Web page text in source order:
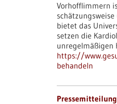
Vorhofflimmern
bietet das
setzen die
unregelmäßigen
https://
behandeln
Pressemitteilung